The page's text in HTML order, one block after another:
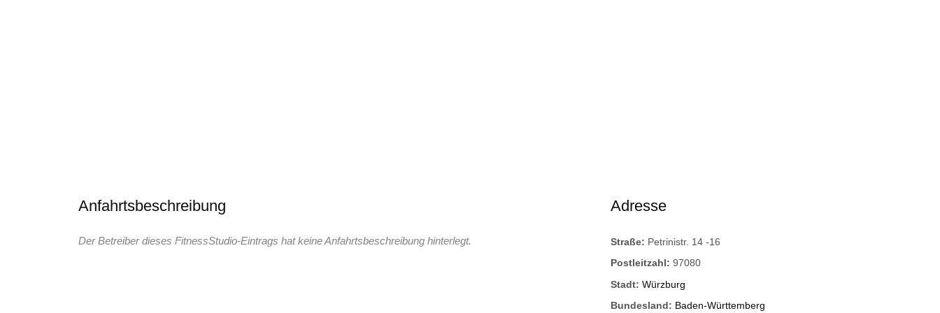
Anfahrtsbeschreibung
Der Betreiber dieses FitnessStudio-Eintrags hat keine Anfahrtsbeschreibung hinterlegt.
Adresse
Straße: Petrinistr. 14 -16
Postleitzahl:97080
Stadt:Würzburg
Bundesland: Baden-Württemberg